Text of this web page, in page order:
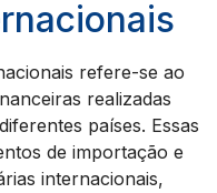
refere-se ao
realizadas
países. Essas
de importação e
internacionais,